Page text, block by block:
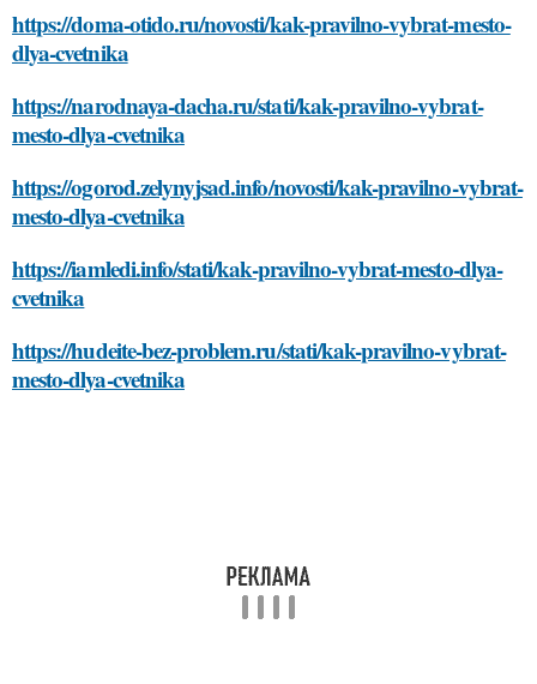
https://doma-otido.ru/novosti/kak-pravilno-vybrat-mesto-
dlya-cvetnika
https://narodnaya-dacha.ru/stati/kak-pravilno-vybrat-
mesto-dlya-cvetnika
https://ogorod.zelynyjsad.info/novosti/kak-pravilno-vybrat-
mesto-dlya-cvetnika
https://iamledi.info/stati/kak-pravilno-vybrat-mesto-dlya-
cvetnika
https://hudeite-bez-problem.ru/stati/kak-pravilno-vybrat-
mesto-dlya-cvetnika